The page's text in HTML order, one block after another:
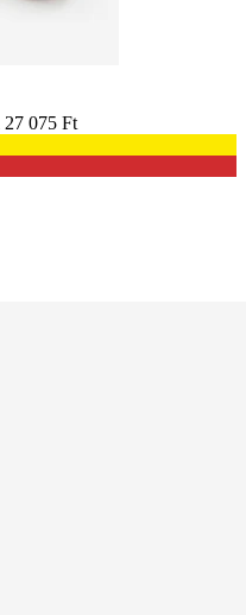
27 075 Ft